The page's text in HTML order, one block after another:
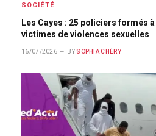
SOCIÉTÉ
Les Cayes : 25 policiers formés
victimes de violences sexuelles
16/07/2026 BY SOPHIA CHÉRY